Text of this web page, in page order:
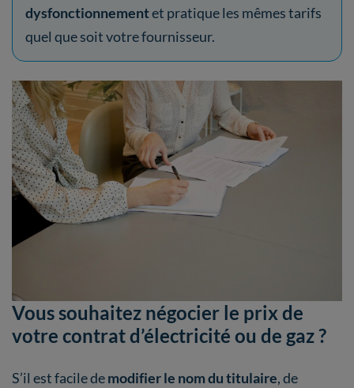
dysfonctionnementet pratique les mêmes tarifs
quel que soit votre fournisseur.
Vous souhaitez négocier le prix de
votre contrat d’électricité ou de gaz ?
S’il est facile demodifier le nom du titulaire, de